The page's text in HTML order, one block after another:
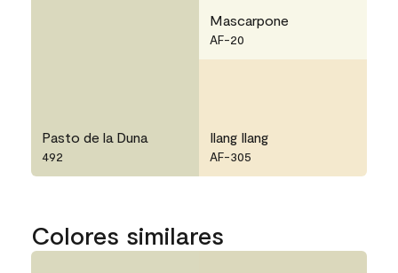
Pasto de la Duna
492
Mascarpone
AF-20
Ilang Ilang
AF-305
Colores similares